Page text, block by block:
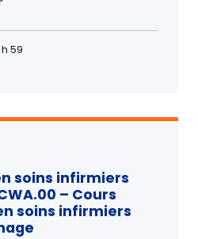
59
soins infirmiers
– Cours
soins infirmiers